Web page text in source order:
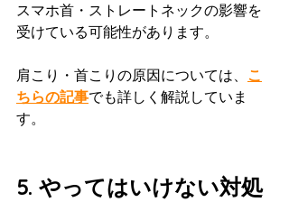
スマホ首・ストレートネックの影響を
受けている可能性があります。
肩こり・首こりの原因については、 こ
ちらの記事でも詳しく解説していま
す。
5. やってはいけない対処